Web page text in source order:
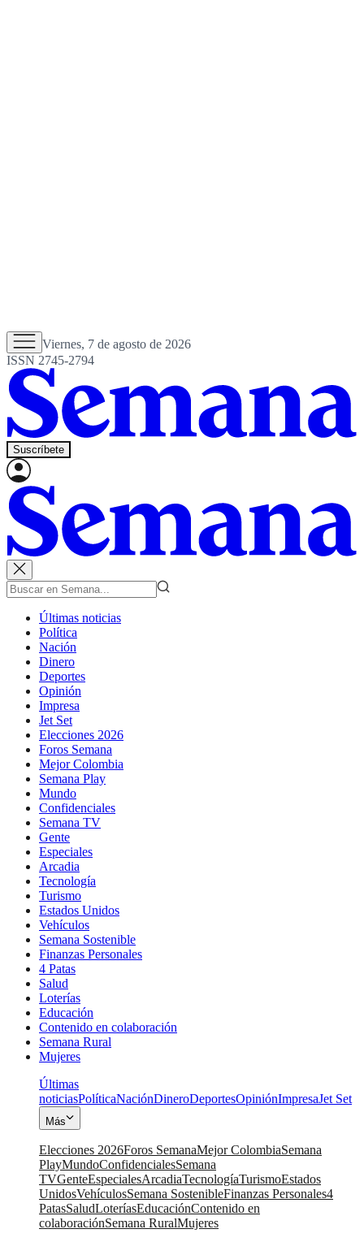
Viernes, 7 de agosto de 2026
ISSN 2745-2794
Suscríbete
Últimas noticias
Política
Nación
Dinero
Deportes
Opinión
Impresa
Jet Set
Elecciones 2026
Foros Semana
Mejor Colombia
Semana Play
Mundo
Confidenciales
Semana TV
Gente
Especiales
Arcadia
Tecnología
Turismo
Estados Unidos
Vehículos
Semana Sostenible
Finanzas Personales
4 Patas
Salud
Loterías
Educación
Contenido en colaboración
Semana Rural
Mujeres
Últimas
noticiasPolíticaNaciónDineroDeportesOpiniónImpresaJet Set
Más
Elecciones 2026Foros SemanaMejor ColombiaSemana
PlayMundoConfidencialesSemana
TVGenteEspecialesArcadiaTecnologíaTurismoEstados
UnidosVehículosSemana SostenibleFinanzas Personales4
PatasSaludLoteríasEducaciónContenido en
colaboraciónSemana RuralMujeres